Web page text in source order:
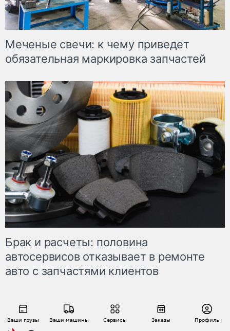
Ваши грузы Ваши машины Сервисы Заказы Профиль
Меченые свечи: к чему приведет
обязательная маркировка запчастей
Брак и расчеты: половина
автосервисов отказывает в ремонте
авто с запчастями клиентов